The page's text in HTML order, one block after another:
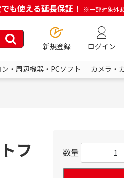
も使える延長保証！ ※一部対象外
新規登録 ログイン
・周辺機器・PCソフト カメラ・
フ 数量